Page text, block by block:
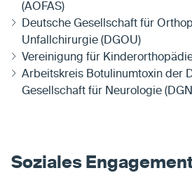
(AOFAS)
Deutsche Gesellschaft für
Unfallchirurgie (DGOU)
Vereinigung für
Arbeitskreis Botulinumtoxin der
Gesellschaft für Neurologie
Soziales